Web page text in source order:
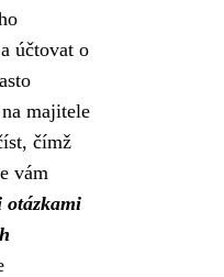
účtovat o
majitele
čímž
vám
otázkami